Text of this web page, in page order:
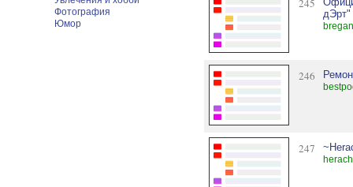
Фотография
Юмор
245
дЭрт"
246
247